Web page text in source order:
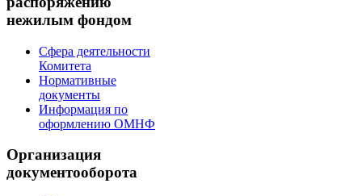
нежилым фондом
Сфера деятельности
Комитета
Нормативные
документы
Информация по
оформлению ОМНФ
Организация
документооборота